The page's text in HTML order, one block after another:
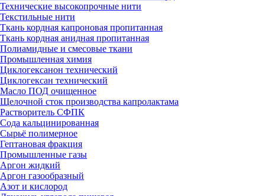
Технические высокопрочные нити
Текстильные нити
Ткань кордная капроновая пропитанная
Ткань кордная анидная пропитанная
Полиамидные и смесовые ткани
Промышленная химия
Циклогексанон технический
Циклогексан технический
Масло ПОД очищенное
Щелочной сток производства капролактама
Растворитель СФПК
Сода кальцинированная
Сырьё полимерное
Гептановая фракция
Промышленные газы
Аргон жидкий
Аргон газообразный
Азот и кислород